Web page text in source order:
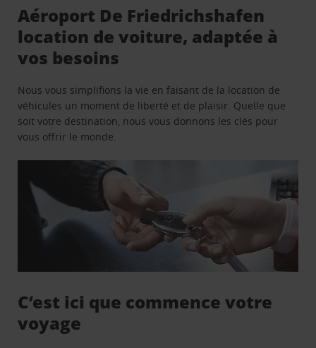
Aéroport De Friedrichshafen
location de voiture, adaptée à
vos besoins
Nous vous simplifions la vie en faisant de la location de
véhicules un moment de liberté et de plaisir. Quelle que
soit votre destination, nous vous donnons les clés pour
vous offrir le monde.
C’est ici que commence votre
voyage